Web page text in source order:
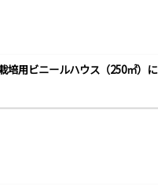
培用ビニールハウス（250㎡）